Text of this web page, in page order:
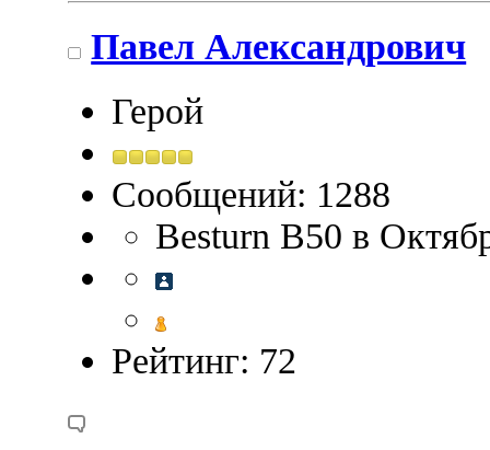
Павел Александрович
Герой
Сообщений: 1288
Besturn B50 в
Рейтинг: 72